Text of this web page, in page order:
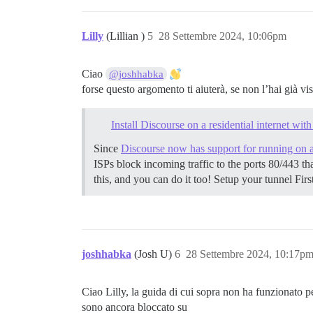
Lilly (Lillian ) 28 Settembre 2024, 10:06pm
5
Ciao @joshhabka
forse questo argomento ti aiuterà, se non l’hai già
Install Discourse on a residential internet
Since Discourse now has support for running on
ISPs block incoming traffic to the ports 80/443
this, and you can do it too! Setup your tunnel
joshhabka (Josh U) 28 Settembre 2024, 10:17pm
6
Ciao Lilly, la guida di cui sopra non ha funzionato
sono ancora bloccato su